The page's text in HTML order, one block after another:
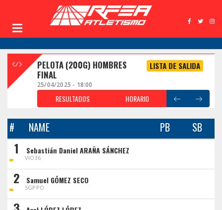
PELOTA (200G) HOMBRES
FINAL
LISTA DE SALIDA
25/04/2025 - 18:00
RESULTADOS HORARIO
# NAME PB SB
1 Sebastián Daniel ARAÑA SÁNCHEZ
VIO36
2 Samuel GÓMEZ SECO
SGPPO